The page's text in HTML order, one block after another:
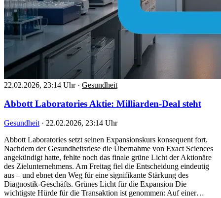
22.02.2026, 23:14 Uhr · Gesundheit
Abbott Laboratories Aktie: Milliarden-Deal steht
Gesundheit · 22.02.2026, 23:14 Uhr
Abbott Laboratories setzt seinen Expansionskurs konsequent fort.
Nachdem der Gesundheitsriese die Übernahme von Exact Sciences
angekündigt hatte, fehlte noch das finale grüne Licht der Aktionäre
des Zielunternehmens. Am Freitag fiel die Entscheidung eindeutig
aus – und ebnet den Weg für eine signifikante Stärkung des
Diagnostik-Geschäfts. Grünes Licht für die Expansion Die
wichtigste Hürde für die Transaktion ist genommen: Auf einer…